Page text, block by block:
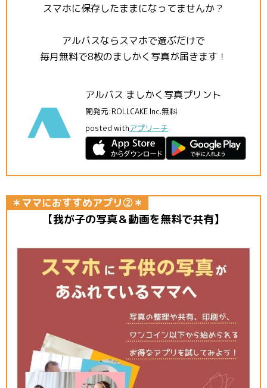
スマホに保存したままになってませんか？
アルバスならスマホで選ぶだけで
毎月無料で8枚のましかく写真が届きます！
アルバス ましかく写真プリント
開発元:ROLLCAKE Inc.無料
posted withアプリーチ
＊ママにおすすめアプリ②＊
【我が子の写真＆動画を無料で共有】